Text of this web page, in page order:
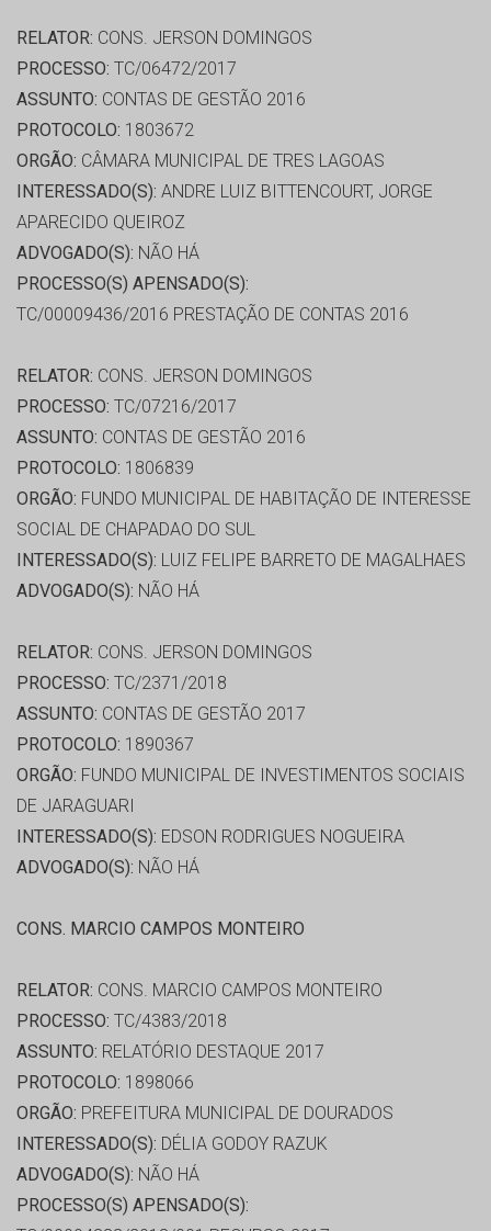
RELATOR: CONS. JERSON DOMINGOS
PROCESSO: TC/06472/2017
ASSUNTO: CONTAS DE GESTÃO 2016
PROTOCOLO: 1803672
ORGÃO: CÂMARA MUNICIPAL DE TRES LAGOAS
INTERESSADO(S): ANDRE LUIZ BITTENCOURT, JORGE
APARECIDO QUEIROZ
ADVOGADO(S): NÃO HÁ
PROCESSO(S) APENSADO(S):
TC/00009436/2016 PRESTAÇÃO DE CONTAS 2016
RELATOR: CONS. JERSON DOMINGOS
PROCESSO: TC/07216/2017
ASSUNTO: CONTAS DE GESTÃO 2016
PROTOCOLO: 1806839
ORGÃO: FUNDO MUNICIPAL DE HABITAÇÃO DE INTERESSE
SOCIAL DE CHAPADAO DO SUL
INTERESSADO(S): LUIZ FELIPE BARRETO DE MAGALHAES
ADVOGADO(S): NÃO HÁ
RELATOR: CONS. JERSON DOMINGOS
PROCESSO: TC/2371/2018
ASSUNTO: CONTAS DE GESTÃO 2017
PROTOCOLO: 1890367
ORGÃO: FUNDO MUNICIPAL DE INVESTIMENTOS SOCIAIS
DE JARAGUARI
INTERESSADO(S): EDSON RODRIGUES NOGUEIRA
ADVOGADO(S): NÃO HÁ
CONS. MARCIO CAMPOS MONTEIRO
RELATOR: CONS. MARCIO CAMPOS MONTEIRO
PROCESSO: TC/4383/2018
ASSUNTO: RELATÓRIO DESTAQUE 2017
PROTOCOLO: 1898066
ORGÃO: PREFEITURA MUNICIPAL DE DOURADOS
INTERESSADO(S): DÉLIA GODOY RAZUK
ADVOGADO(S): NÃO HÁ
PROCESSO(S) APENSADO(S):